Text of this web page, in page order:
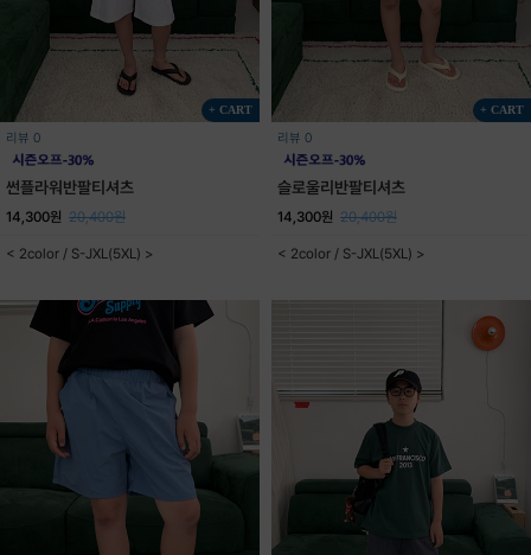
+ CART
리뷰 0
썬플라워반팔티셔츠
14,300원 20,400원
< 2color / S-JXL(5XL) >
+ CART
리뷰 0
슬로울리반팔티셔츠
14,300원 20,400원
< 2color / S-JXL(5XL) >